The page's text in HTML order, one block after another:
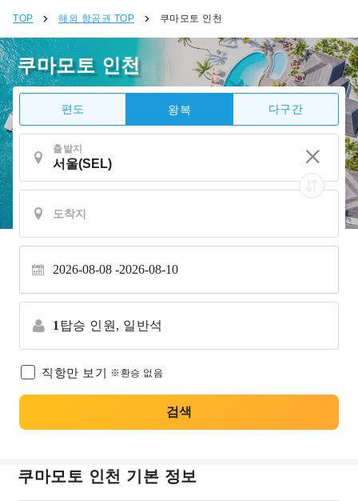
TOP 해외 항공권 TOP 쿠마모토 인천
쿠마모토 인천
편도 왕복 다구간
출발지
2026-08-08 2026-08-10
1 탑승 인원, 일반석
직항만 보기 ※환승 없음
검색
쿠마모토 인천 기본 정보